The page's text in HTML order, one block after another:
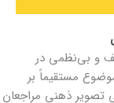
و بی‌نظمی در
مستقیماً بر
تصویر ذهنی مراجعان